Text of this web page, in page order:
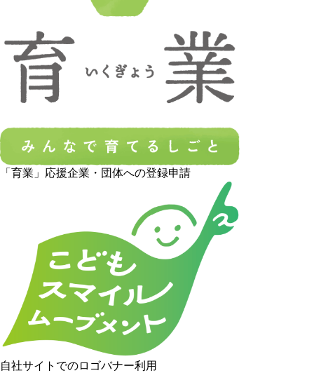
「育業」応援企業・団体への登録申請
自社サイトでのロゴバナー利用